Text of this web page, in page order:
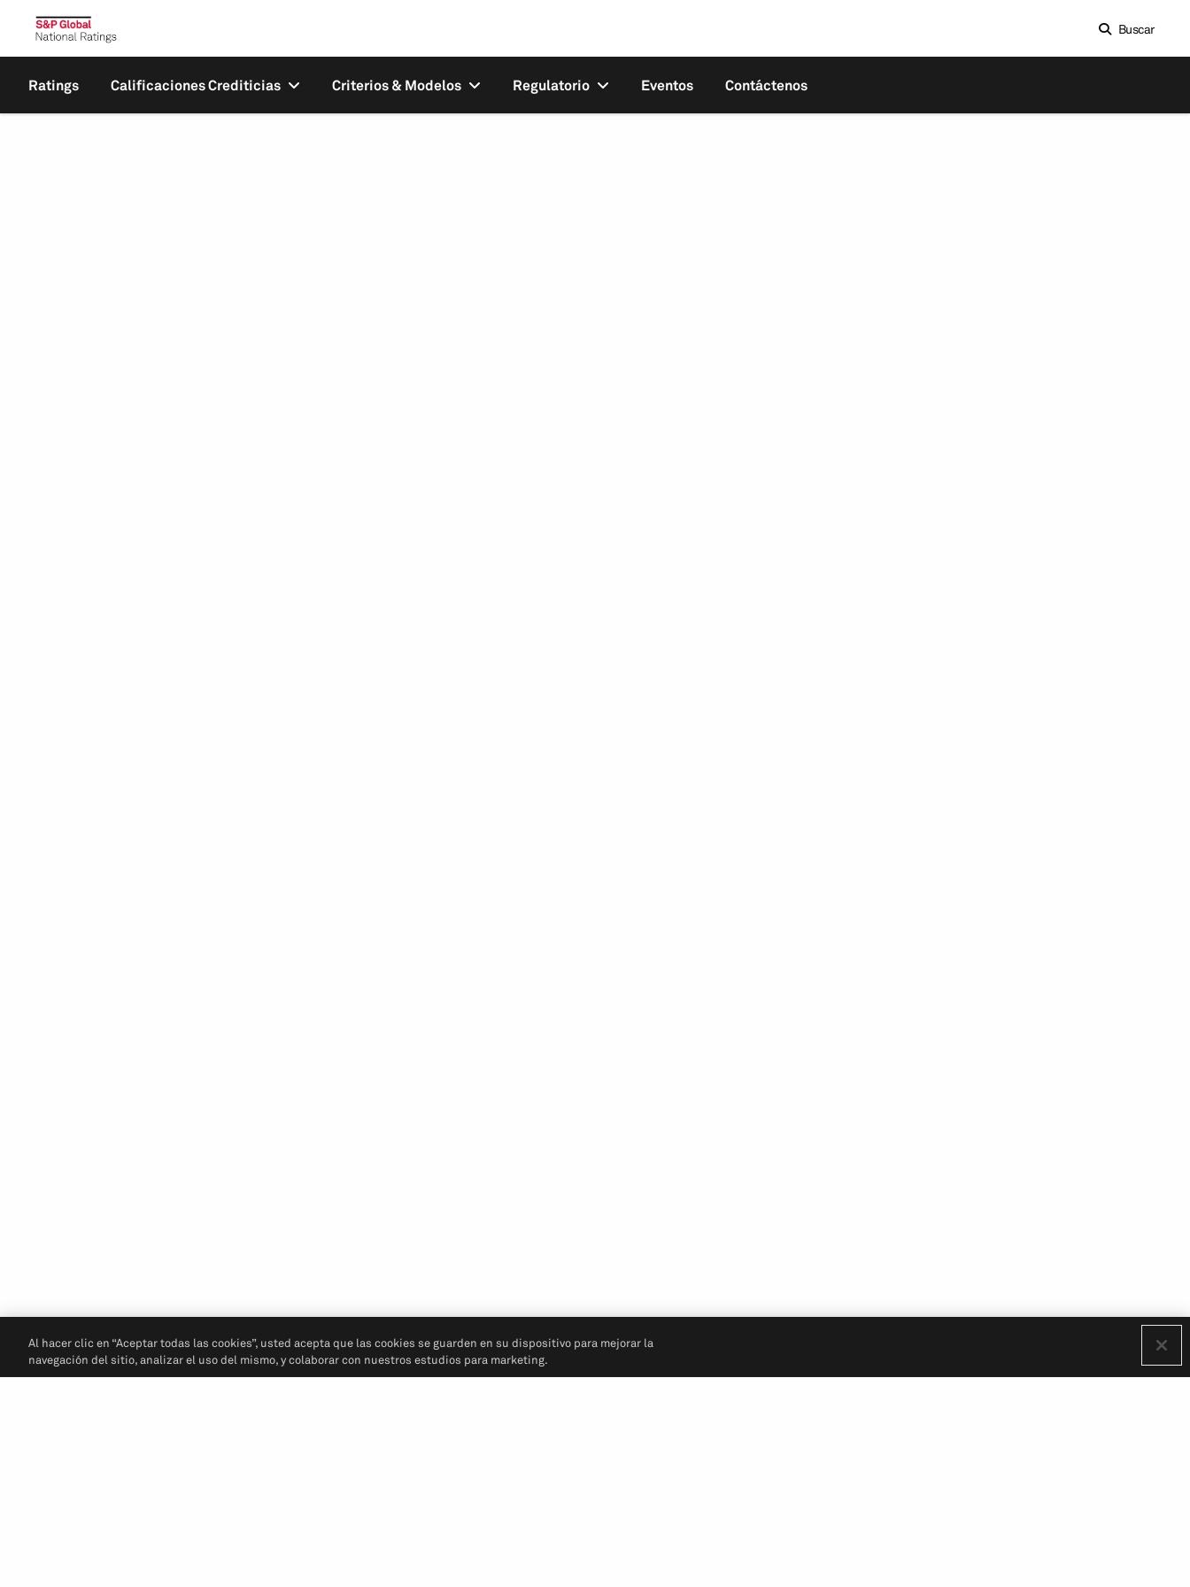
Buscar
Ratings Calificaciones Crediticias Criterios & Modelos Regulatorio Eventos Contáctenos
Al hacer clic en “Aceptar todas las cookies”, usted acepta que las cookies se guarden en su dispositivo para mejorar la
navegación del sitio, analizar el uso del mismo, y colaborar con nuestros estudios para marketing.